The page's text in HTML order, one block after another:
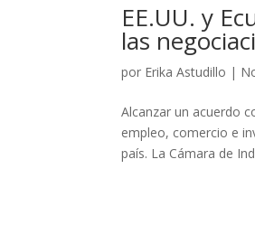
EE.UU. y
las
por Erika Astudillo |
Alcanzar un acuerdo
empleo, comercio e
país. La Cámara de